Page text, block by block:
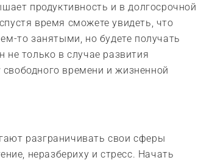
продуктивность и в долгосрочной
время сможете увидеть, что
то занятыми, но будете получать
не только в случае развития
времени и жизненной
разграничивать свои сферы
неразбериху и стресс. Начать